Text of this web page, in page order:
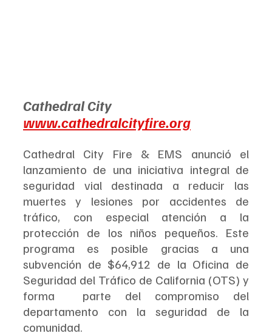
Cathedral City
www.cathedralcityfire.org
Cathedral City Fire & EMS anunció el
lanzamiento de una iniciativa integral de
seguridad vial destinada a reducir las
muertes y lesiones por accidentes de
tráfico, con especial atención a la
protección de los niños pequeños. Este
programa es posible gracias a una
subvención de $64,912 de la Oficina de
Seguridad del Tráfico de California (OTS) y
forma  parte del compromiso del
departamento con la seguridad de la
comunidad.